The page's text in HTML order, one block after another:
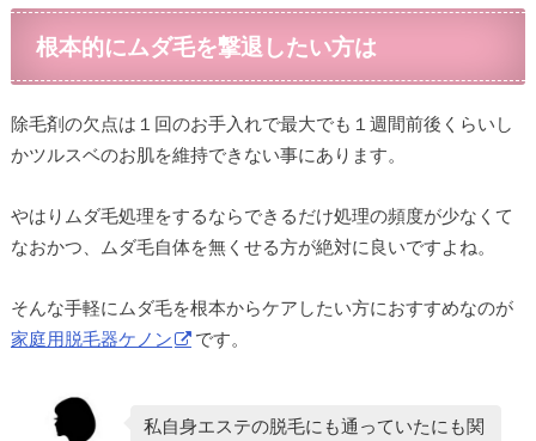
根本的にムダ毛を撃退したい方は
除毛剤の欠点は１回のお手入れで最大でも１週間前後くらいし
かツルスベのお肌を維持できない事にあります。
やはりムダ毛処理をするならできるだけ処理の頻度が少なくて
なおかつ、ムダ毛自体を無くせる方が絶対に良いですよね。
そんな手軽にムダ毛を根本からケアしたい方におすすめなのが
家庭用脱毛器ケノン
です。
私自身エステの脱毛にも通っていたにも関